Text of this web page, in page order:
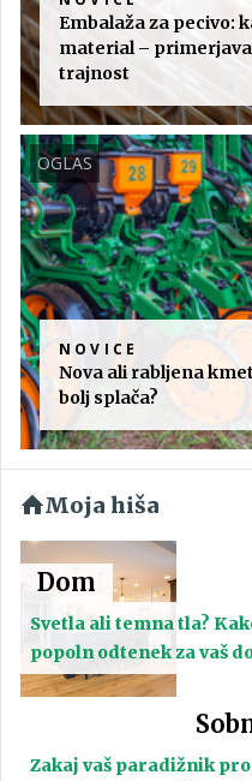
Embalaža za pecivo:
material –
trajnost
OGLAS
NOVICE
Nova ali rabljena
bolj splača?
Moja hiša
Dom
Svetla ali temna tla?
popoln odtenek za vaš
Zakaj vaš paradižnik